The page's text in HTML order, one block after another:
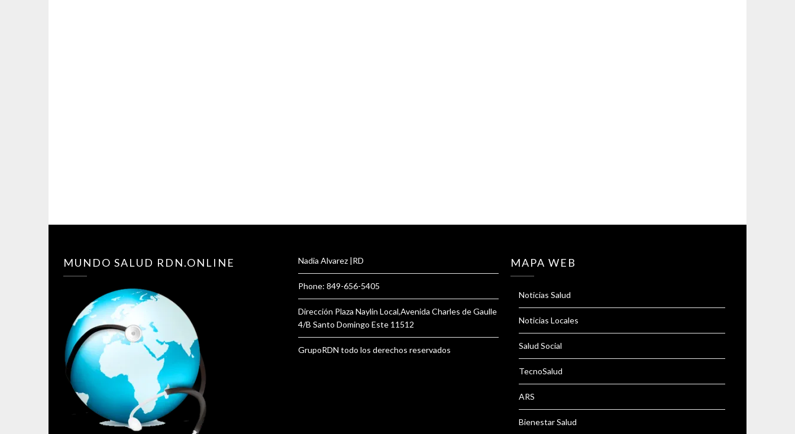
MUNDO SALUD RDN.ONLINE Nadia Alvarez |RD
Phone: 849-656-5405
Dirección Plaza Naylin Local,Avenida Charles de Gaulle
4/B Santo Domingo Este 11512
GrupoRDN todo los derechos reservados
MAPA WEB
Noticias Salud
Noticias Locales
Salud Social
TecnoSalud
ARS
Bienestar Salud